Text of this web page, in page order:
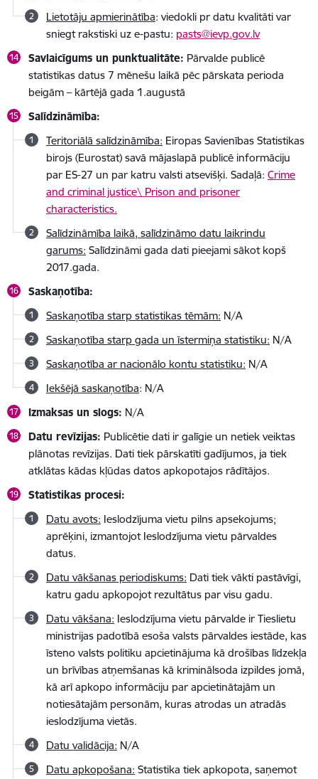
Lietotāju apmierinātība: viedokli pr datu kvalitāti var
sniegt rakstiski uz e-pastu: pasts@ievp.gov.lv
Savlaicīgums un punktualitāte: Pārvalde publicē
statistikas datus 7 mēnešu laikā pēc pārskata perioda
beigām – kārtējā gada 1.augustā
Salīdzināmība:
Teritoriālā salīdzināmība: Eiropas Savienības Statistikas
birojs (Eurostat) savā mājaslapā publicē informāciju
par ES-27 un par katru valsti atsevišķi. Sadaļā: Crime
and criminal justice\ Prison and prisoner
characteristics.
Salīdzināmība laikā, salīdzināmo datu laikrindu
garums: Salīdzināmi gada dati pieejami sākot kopš
2017.gada.
Saskaņotība:
Saskaņotība starp statistikas tēmām: N/A
Saskaņotība starp gada un īstermiņa statistiku: N/A
Saskaņotība ar nacionālo kontu statistiku: N/A
Iekšējā saskaņotība: N/A
Izmaksas un slogs: N/A
Datu revīzijas: Publicētie dati ir galīgie un netiek veiktas
plānotas revīzijas. Dati tiek pārskatīti gadījumos, ja tiek
atklātas kādas kļūdas datos apkopotajos rādītājos.
Statistikas procesi:
Datu avots: Ieslodzījuma vietu pilns apsekojums;
aprēķini, izmantojot Ieslodzījuma vietu pārvaldes
datus.
Datu vākšanas periodiskums: Dati tiek vākti pastāvīgi,
katru gadu apkopojot rezultātus par visu gadu.
Datu vākšana: Ieslodzījuma vietu pārvalde ir Tieslietu
ministrijas padotībā esoša valsts pārvaldes iestāde, kas
īsteno valsts politiku apcietinājuma kā drošības līdzekļa
un brīvības atņemšanas kā kriminālsoda izpildes jomā,
kā arī apkopo informāciju par apcietinātajām un
notiesātajām personām, kuras atrodas un atradās
ieslodzījuma vietās.
Datu validācija: N/A
Datu apkopošana: Statistika tiek apkopota, saņemot